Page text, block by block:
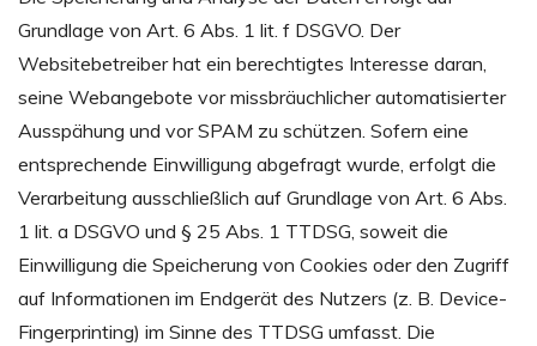
Grundlage von Art. 6 Abs. 1 lit. f DSGVO. Der
Websitebetreiber hat ein berechtigtes Interesse daran,
seine Webangebote vor missbräuchlicher automatisierter
Ausspähung und vor SPAM zu schützen. Sofern eine
entsprechende Einwilligung abgefragt wurde, erfolgt die
Verarbeitung ausschließlich auf Grundlage von Art. 6 Abs.
1 lit. a DSGVO und § 25 Abs. 1 TTDSG, soweit die
Einwilligung die Speicherung von Cookies oder den Zugriff
auf Informationen im Endgerät des Nutzers (z. B. Device-
Fingerprinting) im Sinne des TTDSG umfasst. Die